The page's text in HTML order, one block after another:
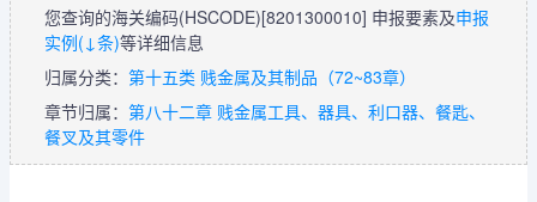
您查询的海关编码(HSCODE)[8201300010] 申报要素及申报
实例(↓条)等详细信息
归属分类： 第十五类 贱金属及其制品（72~83章）
章节归属： 第八十二章 贱金属工具、器具、利口器、餐匙、
餐叉及其零件